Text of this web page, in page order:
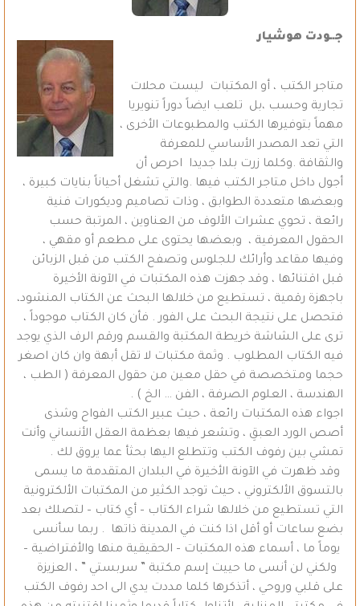
جــودت هوشيار
متاجر الكتب ، أو المكتبات ليست محلات
تجارية وحسب ،بل تلعب ايضاً دوراً تنويريا
مهماً بتوفيرها الكتب والمطبوعات الأخرى ،
التي تعد المصدر الأساسي للمعرفة
والثقافة .وكلما زرت بلدا جديدا احرص أن
أجول داخل متاجر الكتب فيها .والتي تشغل أحياناً بنايات كبيرة ،
وبعضها متعددة الطوابق ، وذات تصاميم وديكورات فنية
رائعة ، تحوي عشرات الألوف من العناوين ، المرتبة حسب
الحقول المعرفية ، وبعضها يحتوى على مطعم أو مقهي ،
وفيها مقاعد وأرائك للجلوس وتصفح الكتب من قبل الزبائن
قبل اقتنائها ، وقد جهزت هذه المكتبات في الآونة الأخيرة
باجهزة رقمية ، تستطيع من خلالها البحث عن الكتاب المنشود،
فتحصل على نتيجة البحث على الفور . فأن كان الكتاب موجوداً ،
ترى على الشاشة خريطة المكتبة والقسم ورقم الرف الذي يوجد
فيه الكتاب المطلوب . وثمة مكتبات لا تقل أبهة وان كان اصغر
حجما ومتخصصة في حقل معين من حقول المعرفة ( الطب ،
الهندسة ، العلوم الصرفة ، الفن … الخ ) .
اجواء هذه المكتبات رائعة ، حيث عبير الكتب الفواح وشذى
أصص الورد العبقِ ، وتشعر فيها بعظمة العقل الأنساني وأنت
تمشي بين رفوف الكتب وتتطلع اليها بحثأ عما يروق لك .
وقد ظهرت في الآونة الأخيرة في البلدان المتقدمة ما يسمى
بالتسوق الألكتروني ، حيث توجد الكثير من المكتبات الألكترونية
التي تستطيع من خلالها شراء الكتاب – أي كتاب – لتصلك بعد
بضع ساعات أو أقل اذا كنت في المدينة ذاتها . ربما سأنسى
يوماً ما ، أسماء هذه المكتبات – الحقيقية منها والأفتراضية –
ولكني لن أنسى ما حييت إسم مكتبة ” سربستي ” ، العزيزة
على قلبي وروحي ، أتذكرها كلما مددت يدي الى احد رفوف الكتب